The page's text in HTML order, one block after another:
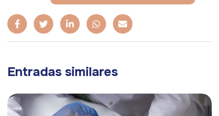
Entradas similares